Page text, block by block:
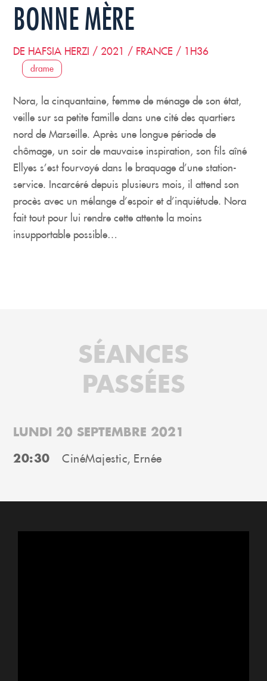
BONNE MÈRE
DE HAFSIA HERZI / 2021 / FRANCE / 1H36
drame
Nora, la cinquantaine, femme de ménage de son état,
veille sur sa petite famille dans une cité des quartiers
nord de Marseille. Après une longue période de
chômage, un soir de mauvaise inspiration, son fils aîné
Ellyes s’est fourvoyé dans le braquage d’une station-
service. Incarcéré depuis plusieurs mois, il attend son
procès avec un mélange d’espoir et d’inquiétude. Nora
fait tout pour lui rendre cette attente la moins
insupportable possible…
SÉANCES
PASSÉES
LUNDI 20 SEPTEMBRE 2021
20:30 CinéMajestic, Ernée